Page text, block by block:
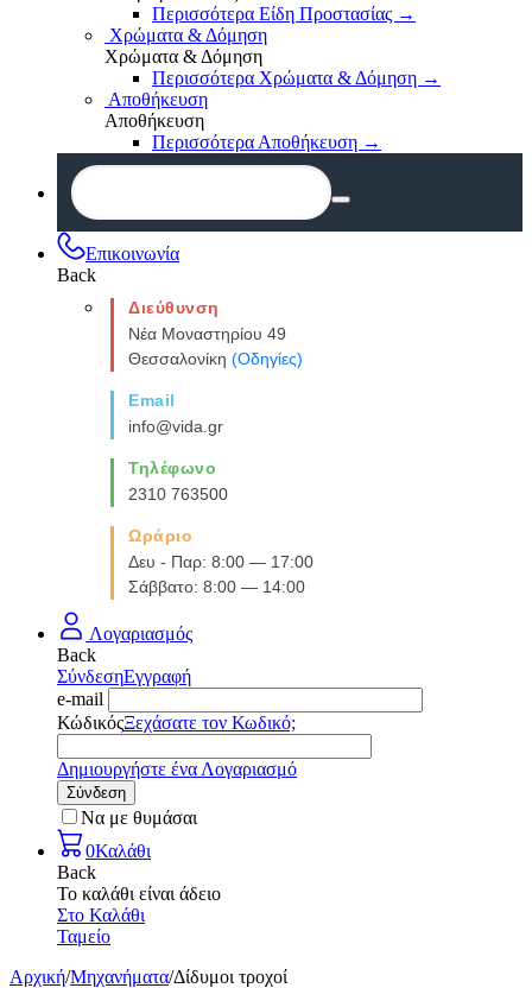
Περισσότερα Είδη Προστασίας →
Χρώματα & Δόμηση
Χρώματα & Δόμηση
Περισσότερα Χρώματα & Δόμηση →
Αποθήκευση
Αποθήκευση
Περισσότερα Αποθήκευση →
Επικοινωνία
Back
Διεύθυνση
Νέα Μοναστηρίου 49
Θεσσαλονίκη (Οδηγίες)
Email
info@vida.gr
Τηλέφωνο
2310 763500
Ωράριο
Δευ - Παρ: 8:00 — 17:00
Σάββατο: 8:00 — 14:00
Λογαριασμός
Back
ΣύνδεσηΕγγραφή
e-mail
ΚώδικόςΞεχάσατε τον Κωδικό;
Δημιουργήστε ένα Λογαριασμό
Σύνδεση
Να με θυμάσαι
0Καλάθι
Back
Το καλάθι είναι άδειο
Στο Καλάθι
Ταμείο
Αρχική/Μηχανήματα/Δίδυμοι τροχοί